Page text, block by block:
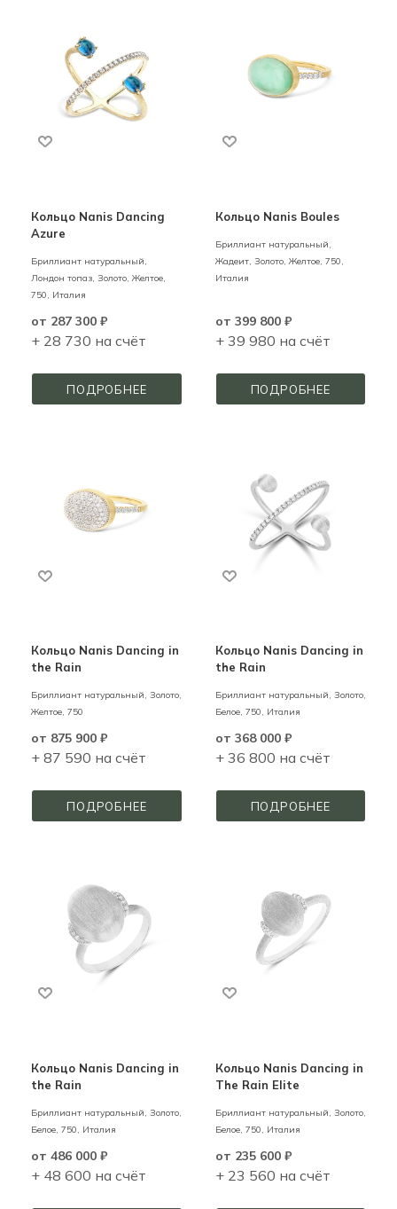
Кольцо Nanis Dancing
Azure
Бриллиант натуральный,
Лондон топаз, Золото, Желтое,
750, Италия
от 287 300 ₽
+ 28 730 на счёт
ПОДРОБНЕЕ
Кольцо Nanis Boules
Бриллиант натуральный,
Жадеит, Золото, Желтое, 750,
Италия
от 399 800 ₽
+ 39 980 на счёт
ПОДРОБНЕЕ
Кольцо Nanis Dancing in
the Rain
Бриллиант натуральный, Золото,
Желтое, 750
от 875 900 ₽
+ 87 590 на счёт
ПОДРОБНЕЕ
Кольцо Nanis Dancing in
the Rain
Бриллиант натуральный, Золото,
Белое, 750, Италия
от 368 000 ₽
+ 36 800 на счёт
ПОДРОБНЕЕ
Кольцо Nanis Dancing in
the Rain
Бриллиант натуральный, Золото,
Белое, 750, Италия
от 486 000 ₽
+ 48 600 на счёт
Кольцо Nanis Dancing in
The Rain Elite
Бриллиант натуральный, Золото,
Белое, 750, Италия
от 235 600 ₽
+ 23 560 на счёт